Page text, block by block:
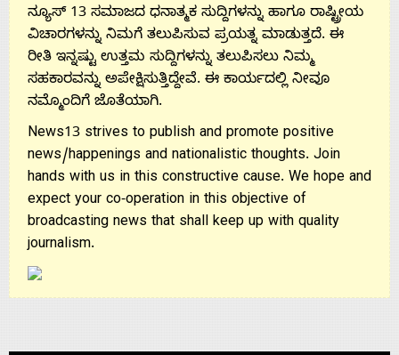
ನ್ಯೂಸ್ 13 ಸಮಾಜದ ಧನಾತ್ಮಕ ಸುದ್ದಿಗಳನ್ನು ಹಾಗೂ ರಾಷ್ಟ್ರೀಯ
ವಿಚಾರಗಳನ್ನು ನಿಮಗೆ ತಲುಪಿಸುವ ಪ್ರಯತ್ನ ಮಾಡುತ್ತದೆ. ಈ
ರೀತಿ ಇನ್ನಷ್ಟು ಉತ್ತಮ ಸುದ್ದಿಗಳನ್ನು ತಲುಪಿಸಲು ನಿಮ್ಮ
ಸಹಕಾರವನ್ನು ಅಪೇಕ್ಷಿಸುತ್ತಿದ್ದೇವೆ. ಈ ಕಾರ್ಯದಲ್ಲಿ ನೀವೂ
ನಮ್ಮೊಂದಿಗೆ ಜೊತೆಯಾಗಿ.
News13 strives to publish and promote positive
news/happenings and nationalistic thoughts. Join
hands with us in this constructive cause. We hope and
expect your co-operation in this objective of
broadcasting news that shall keep up with quality
journalism.